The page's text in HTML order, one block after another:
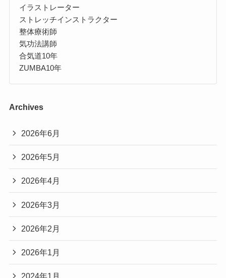
イラストレーター
ストレッチインストラクター
整体療術師
気功法講師
合気道10年
ZUMBA10年
Archives
2026年6月
2026年5月
2026年4月
2026年3月
2026年2月
2026年1月
2024年1月